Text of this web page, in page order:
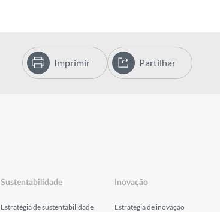
Imprimir Partilhar
Sustentabilidade
Estratégia de sustentabilidade
Inovação
Estratégia de inovação